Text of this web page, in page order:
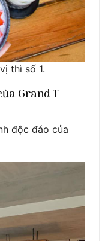
thì số 1.
Grand T
độc đáo của